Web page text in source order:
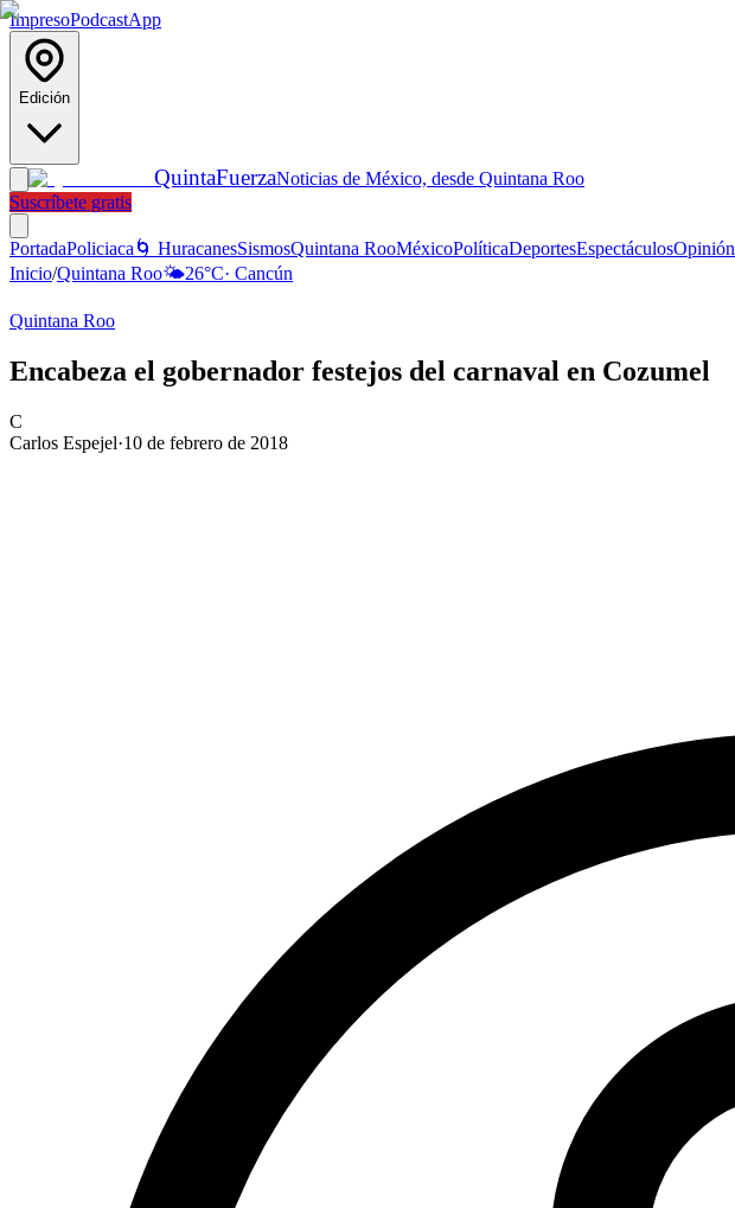
ImpresoPodcastApp
Edición
QuintaFuerzaNoticias de México, desde Quintana Roo
Suscríbete gratis
PortadaPoliciaca 🌀 HuracanesSismosQuintana RooMéxicoPolíticaDeportesEspectáculosOpinión
Inicio/Quintana Roo🌤️26°C· Cancún
Quintana Roo
Encabeza el gobernador festejos del carnaval en Cozumel
C
Carlos Espejel·10 de febrero de 2018